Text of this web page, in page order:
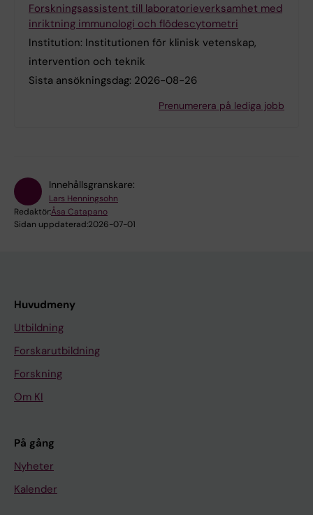
Forskningsassistent till laboratorieverksamhet med
inriktning immunologi och flödescytometri
Institution: Institutionen för klinisk vetenskap,
intervention och teknik
Sista ansökningsdag: 2026-08-26
Prenumerera på lediga jobb
Innehållsgranskare:
Lars Henningsohn
Redaktör:Åsa Catapano
Sidan uppdaterad:2026-07-01
Huvudmeny
Utbildning
Forskarutbildning
Forskning
Om KI
På gång
Nyheter
Kalender